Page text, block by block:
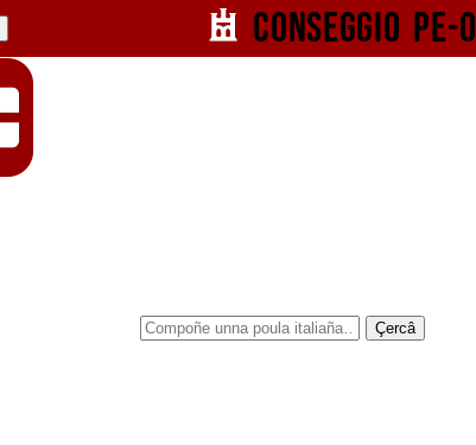
Conseggio pe-o
Çercâ